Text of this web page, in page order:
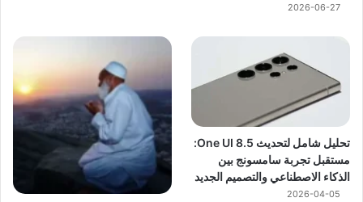
2026-06-27
تحليل شامل لتحديث One UI 8.5:
مستقبل تجربة سامسونج بين
الذكاء الاصطناعي والتصميم الجديد
2026-04-05